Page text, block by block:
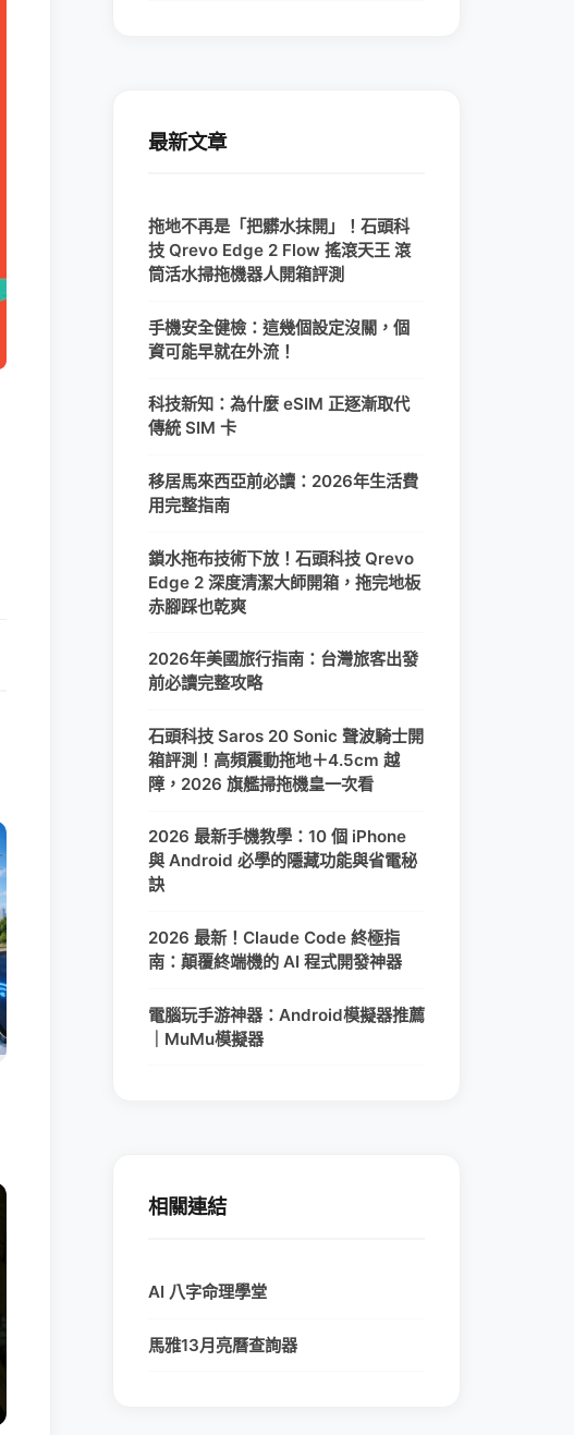
最新文章
拖地不再是「把髒水抹開」！石頭科
技 Qrevo Edge 2 Flow 搖滾天王 滾
筒活水掃拖機器人開箱評測
手機安全健檢：這幾個設定沒關，個
資可能早就在外流！
科技新知：為什麼 eSIM 正逐漸取代
傳統 SIM 卡
移居馬來西亞前必讀：2026年生活費
用完整指南
鎖水拖布技術下放！石頭科技 Qrevo
Edge 2 深度清潔大師開箱，拖完地板
赤腳踩也乾爽
2026年美國旅行指南：台灣旅客出發
前必讀完整攻略
石頭科技 Saros 20 Sonic 聲波騎士開
箱評測！高頻震動拖地＋4.5cm 越
障，2026 旗艦掃拖機皇一次看
2026 最新手機教學：10 個 iPhone
與 Android 必學的隱藏功能與省電秘
訣
2026 最新！Claude Code 終極指
南：顛覆終端機的 AI 程式開發神器
電腦玩手游神器：Android模擬器推薦
｜MuMu模擬器
相關連結
AI 八字命理學堂
馬雅13月亮曆查詢器